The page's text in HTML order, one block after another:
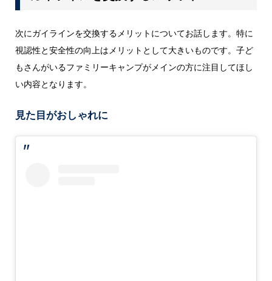
次にガイラインを交換するメリットについてお話します。特に
視認性と安全性の向上はメリットとして大きいものです。子ど
もさんがいるファミリーキャンプがメインの方に注目してほし
い内容となります。
見た目がおしゃれに